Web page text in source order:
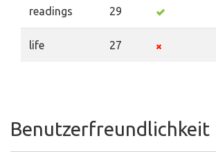
readings 29
life 27
Benutzerfreundlichkeit